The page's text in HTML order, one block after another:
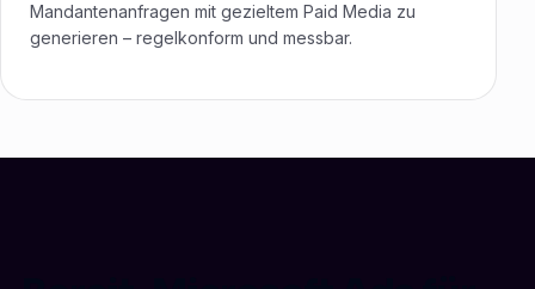
Mandantenanfragen mit gezieltem Paid Media zu
generieren – regelkonform und messbar.